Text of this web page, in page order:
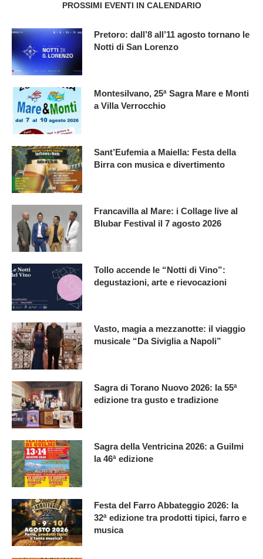
PROSSIMI EVENTI IN CALENDARIO
Pretoro: dall’8 all’11 agosto tornano le
Notti di San Lorenzo
Montesilvano, 25ª Sagra Mare e Monti
a Villa Verrocchio
Sant’Eufemia a Maiella: Festa della
Birra con musica e divertimento
Francavilla al Mare: i Collage live al
Blubar Festival il 7 agosto 2026
Tollo accende le “Notti di Vino”:
degustazioni, arte e rievocazioni
Vasto, magia a mezzanotte: il viaggio
musicale “Da Siviglia a Napoli”
Sagra di Torano Nuovo 2026: la 55ª
edizione tra gusto e tradizione
Sagra della Ventricina 2026: a Guilmi
la 46ª edizione
Festa del Farro Abbateggio 2026: la
32ª edizione tra prodotti tipici, farro e
musica